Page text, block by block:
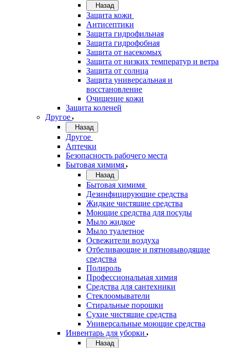
Назад
Защита кожи
Антисептики
Защита гидрофильная
Защита гидрофобная
Защита от насекомых
Защита от низких температур и ветра
Защита от солнца
Защита универсальная и
восстановление
Очищение кожи
Защита коленей
Другое
Назад
Другое
Аптечки
Безопасность рабочего места
Бытовая химимя
Назад
Бытовая химимя
Дезинфицирующие средства
Жидкие чистящие средства
Моющие средства для посуды
Мыло жидкое
Мыло туалетное
Освежители воздуха
Отбеливающие и пятновыводящие
средства
Полироль
Профессиональная химия
Средства для сантехники
Стеклоомыватели
Стиральные порошки
Сухие чистящие средства
Универсальные моющие средства
Инвентарь для уборки
Назад